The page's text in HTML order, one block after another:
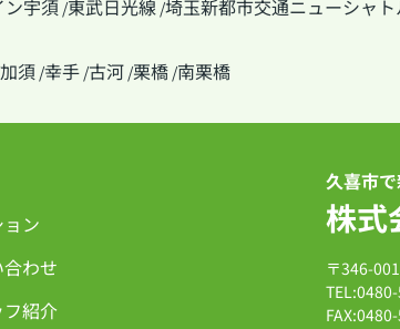
宇須 /東武日光線 /埼玉新都市交通ニューシャト
加須 /幸手 /古河 /栗橋 /南栗橋
ン
わせ
紹介
久喜市
株
〒346-